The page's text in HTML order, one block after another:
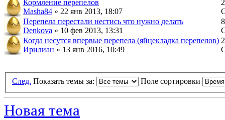
Кормление перепелов
Masha84 » 22 янв 2013, 18:07
Перепела перестали нестись что нужно делать
Denkova » 10 фев 2013, 13:31
8
Когда несутся впервые перепела (яйцекладка перепелов)
Ирилиан » 13 янв 2016, 10:49
2
След. Показать темы за: Поле сортировки
Новая тема